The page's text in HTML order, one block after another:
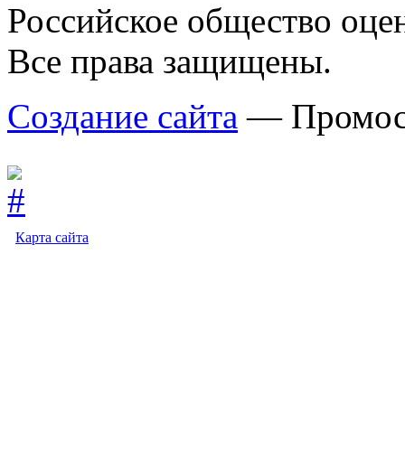
Российское общество
Все права защищены.
Создание сайта —
Карта сайта